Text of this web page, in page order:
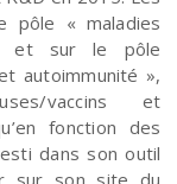
pôle « maladies
» et sur le pôle
autoimmunité »,
vaccins et
fonction des
dans son outil